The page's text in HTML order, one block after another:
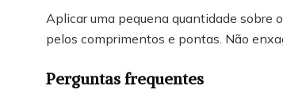
Aplicar uma pequena quantidade sobre
pelos comprimentos e pontas. Não
Perguntas frequentes